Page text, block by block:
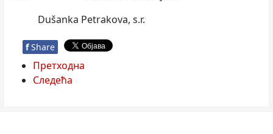
Dušanka Petrakova, s.r.
f Share
Претходна
Следећа